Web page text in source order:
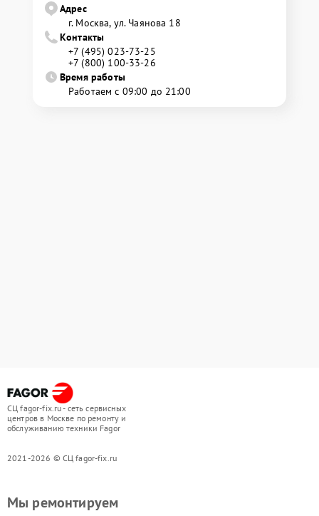
Адрес
г. Москва, ул. Чаянова 18
Контакты
+7 (495) 023-73-25
+7 (800) 100-33-26
Время работы
Работаем с 09:00 до 21:00
СЦ fagor-fix.ru - сеть сервисных
центров в Москве по ремонту и
обслуживанию техники Fagor
2021-2026 © СЦ fagor-fix.ru
Мы ремонтируем